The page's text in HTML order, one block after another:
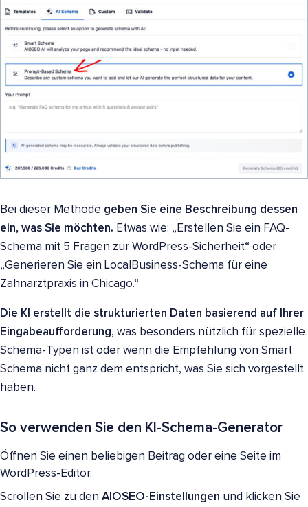
Bei dieser Methode geben Sie eine Beschreibung dessen
ein, was Sie möchten. Etwas wie: „Erstellen Sie ein FAQ-
Schema mit 5 Fragen zur WordPress-Sicherheit“ oder
„Generieren Sie ein LocalBusiness-Schema für eine
Zahnarztpraxis in Chicago.“
Die KI erstellt die strukturierten Daten basierend auf Ihrer
Eingabeaufforderung, was besonders nützlich für spezielle
Schema-Typen ist oder wenn die Empfehlung von Smart
Schema nicht ganz dem entspricht, was Sie sich vorgestellt
haben.
So verwenden Sie den KI-Schema-Generator
Öffnen Sie einen beliebigen Beitrag oder eine Seite im
WordPress-Editor.
Scrollen Sie zu den AIOSEO-Einstellungen und klicken Sie